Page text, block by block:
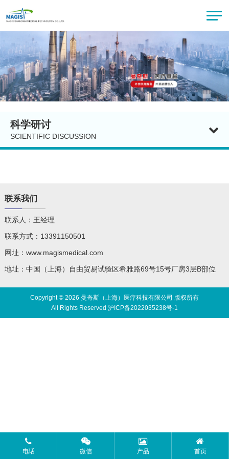
科学研讨
SCIENTIFIC DISCUSSION
联系我们
联系人：王经理
联系方式：13391150501
网址：www.magismedical.com
地址：中国（上海）自由贸易试验区希雅路69号15号厂房3层B部位
Copyright © 2026 曼奇斯（上海）医疗科技有限公司 版权所有
All Rights Reserved 沪ICP备2022035238号-1
电话 微信 产品 首页